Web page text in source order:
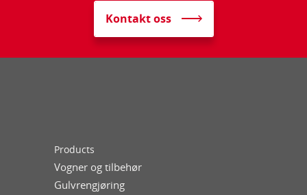
Kontakt oss
Products
Vogner og tilbehør
Gulvrengjøring